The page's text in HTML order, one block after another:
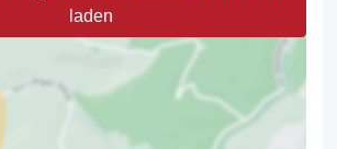
laden